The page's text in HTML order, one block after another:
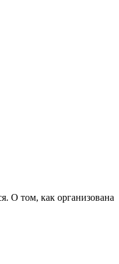
О том, как организована